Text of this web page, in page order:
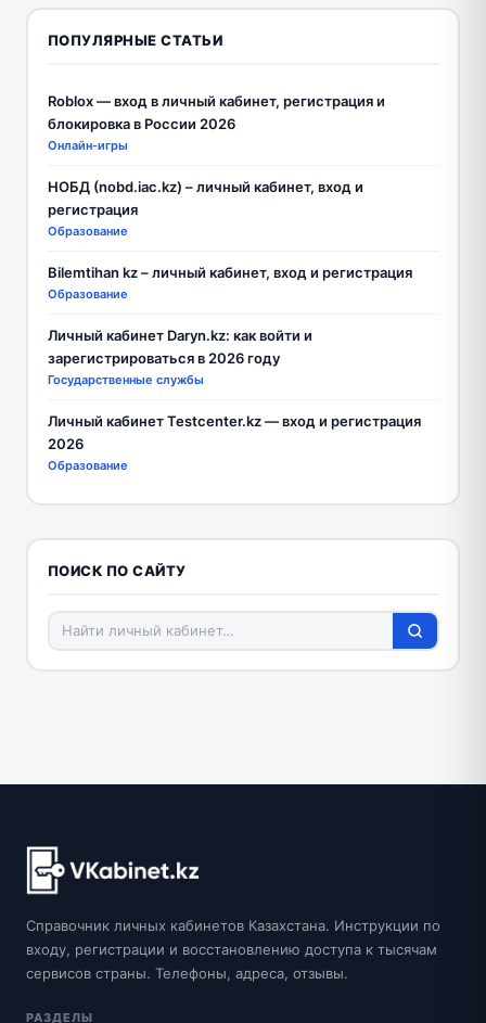
ПОПУЛЯРНЫЕ СТАТЬИ
Roblox — вход в личный кабинет, регистрация и
блокировка в России 2026
Онлайн-игры
НОБД (nobd.iac.kz) – личный кабинет, вход и
регистрация
Образование
Bilemtihan kz – личный кабинет, вход и регистрация
Образование
Личный кабинет Daryn.kz: как войти и
зарегистрироваться в 2026 году
Государственные службы
Личный кабинет Testcenter.kz — вход и регистрация
2026
Образование
ПОИСК ПО САЙТУ
Справочник личных кабинетов Казахстана. Инструкции по
входу, регистрации и восстановлению доступа к тысячам
сервисов страны. Телефоны, адреса, отзывы.
РАЗДЕЛЫ